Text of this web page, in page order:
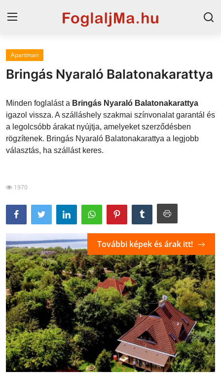
Horvát tengerpart
Magyarország
Horvátország
Szállások a Balatonon
Szállások Hajdúszoboszlón
Apartman
Bringás Nyaraló Balatonakarattya
Minden foglalást a Bringás Nyaraló Balatonakarattya
igazol vissza. A szálláshely szakmai színvonalat garantál és
a legolcsóbb árakat nyújtja, amelyeket szerződésben
rögzítenek. Bringás Nyaraló Balatonakarattya a legjobb
választás, ha szállást keres.
1970
További képek és árak itt!